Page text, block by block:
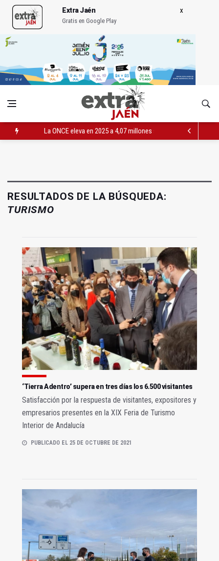
Extra Jaén
Gratis en Google Play
La ONCE eleva en 2025 a 4,07 millones su inversión social en
RESULTADOS DE LA BÚSQUEDA:
TURISMO
‘Tierra Adentro’ supera en tres días los 6.500 visitantes
Satisfacción por la respuesta de visitantes, expositores y
empresarios presentes en la XIX Feria de Turismo
Interior de Andalucía
PUBLICADO EL 25 DE OCTUBRE DE 2021